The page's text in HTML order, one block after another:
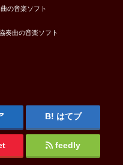
の音楽ソフト
奏曲の音楽ソフト
はてブ
feedly